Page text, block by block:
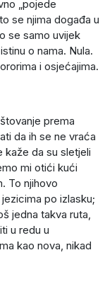
„pojede
se njima događa u
se samo uvijek
o nama. Nula.
i osjećajima.
prema
da ih se ne vraća
kaže da su sletjeli
mi otići kući
To njihovo
po izlasku;
jedna takva ruta,
u redu u
kao nova, nikad